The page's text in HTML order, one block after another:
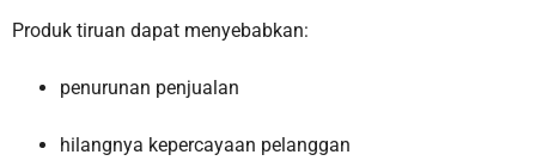
Produk tiruan dapat menyebabkan:
penurunan penjualan
hilangnya kepercayaan pelanggan